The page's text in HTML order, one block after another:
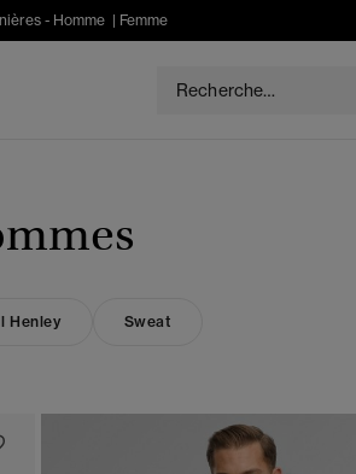
- Homme| Femme
Henley Sweat